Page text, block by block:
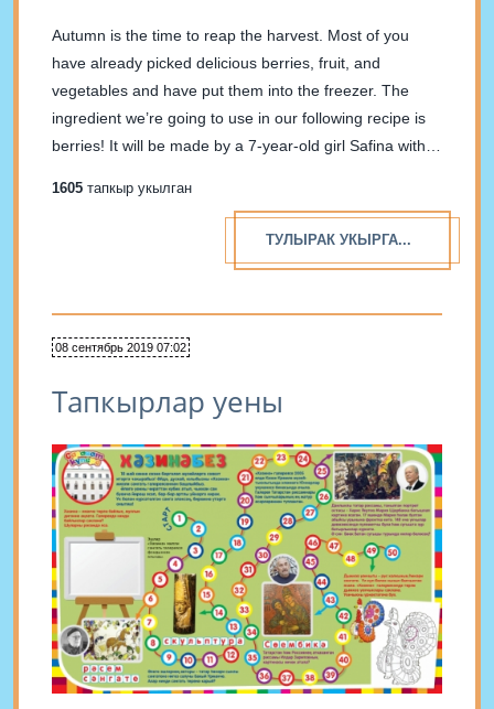
Autumn is the time to reap the harvest. Most of you
have already picked delicious berries, fruit, and
vegetables and have put them into the freezer. The
ingredient we’re going to use in our following recipe is
berries! It will be made by a 7-year-old girl Safina with
1605 тапкыр укылган
ТУЛЫРАК УКЫРГА...
08 сентябрь 2019 07:02
Тапкырлар уены